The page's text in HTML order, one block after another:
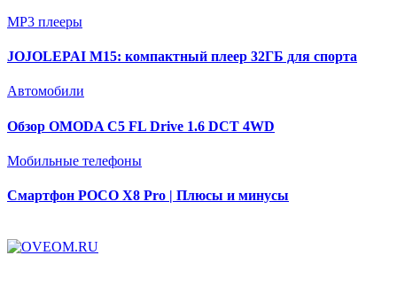
MP3 плееры
JOJOLEPAI M15: компактный плеер 32ГБ для спорта
Автомобили
Обзор OMODA C5 FL Drive 1.6 DCT 4WD
Мобильные телефоны
Смартфон POCO X8 Pro | Плюсы и минусы